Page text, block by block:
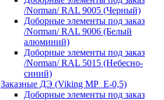
/Norman/ RAL 9005 (Черный)
Доборные элементы под заказ
/Norman/ RAL 9006 (Белый
алюминий)
Доборные элементы под заказ
/Norman/ RAL 5015 (Небесно-
синий)
Заказные ДЭ (Viking MP_E-0,5)
Доборные элементы под заказ